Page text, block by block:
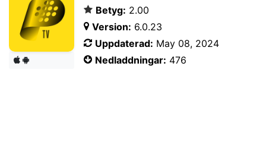
Betyg: 2.00
Version: 6.0.23
Uppdaterad: May 08, 2024
Nedladdningar: 476